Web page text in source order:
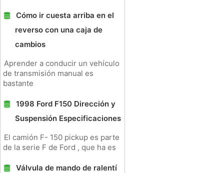
Cómo ir cuesta arriba en el
reverso con una caja de
cambios
Aprender a conducir un vehículo
de transmisión manual es
bastante
1998 Ford F150 Dirección y
Suspensión Especificaciones
El camión F- 150 pickup es parte
de la serie F de Ford , que ha es
Válvula de mando de ralentí